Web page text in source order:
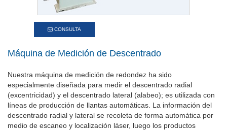
CONSULTA
Máquina de Medición de Descentrado
Nuestra máquina de medición de redondez ha sido
especialmente diseñada para medir el descentrado radial
(excentricidad) y el descentrado lateral (alabeo); es utilizada con
líneas de producción de llantas automáticas. La información del
descentrado radial y lateral se recoleta de forma automática por
medio de escaneo y localización láser, luego los productos